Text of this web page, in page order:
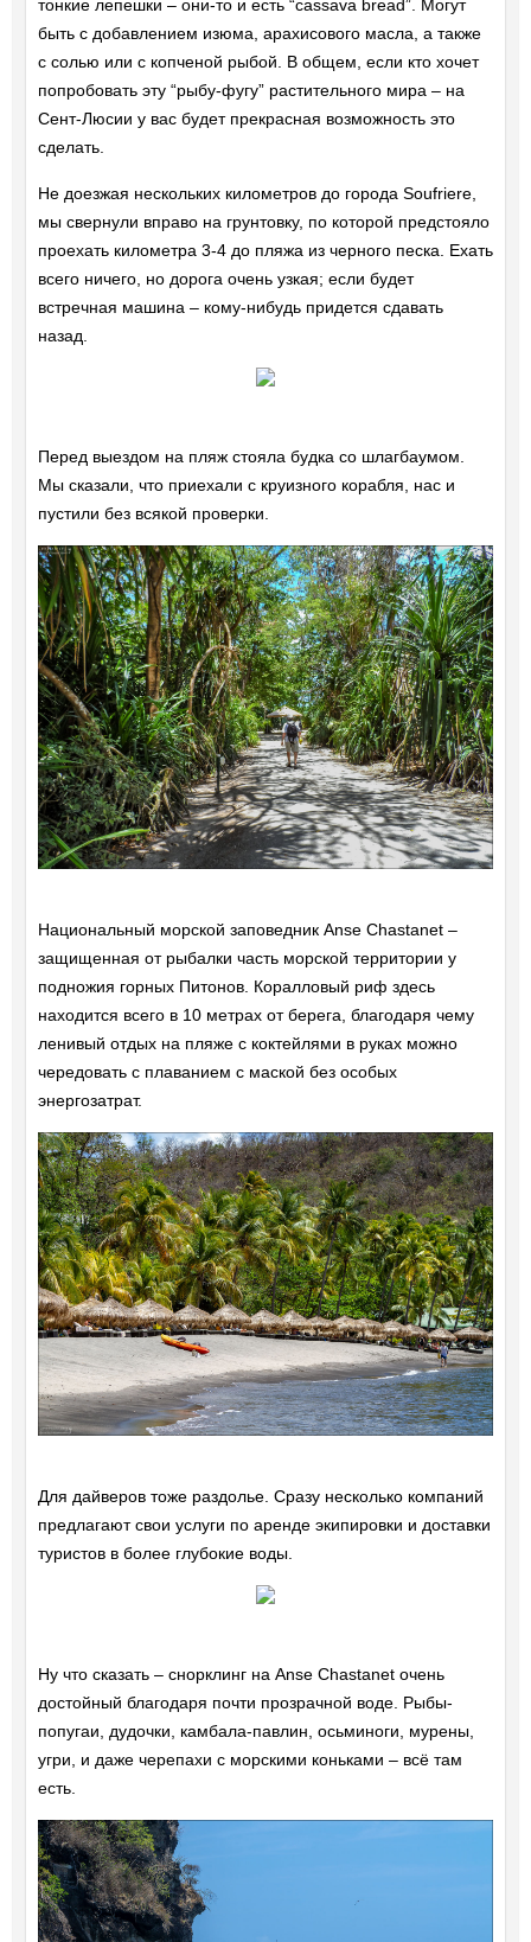
тонкие лепешки – они-то и есть “cassava bread”. Могут
быть с добавлением изюма, арахисового масла, а также
с солью или с копченой рыбой. В общем, если кто хочет
попробовать эту “рыбу-фугу” растительного мира – на
Сент-Люсии у вас будет прекрасная возможность это
сделать.
Не доезжая нескольких километров до города Soufriere,
мы свернули вправо на грунтовку, по которой предстояло
проехать километра 3-4 до пляжа из черного песка. Ехать
всего ничего, но дорога очень узкая; если будет
встречная машина – кому-нибудь придется сдавать
назад.
Перед выездом на пляж стояла будка со шлагбаумом.
Мы сказали, что приехали с круизного корабля, нас и
пустили без всякой проверки.
Национальный морской заповедник Anse Chastanet –
защищенная от рыбалки часть морской территории у
подножия горных Питонов. Коралловый риф здесь
находится всего в 10 метрах от берега, благодаря чему
ленивый отдых на пляже с коктейлями в руках можно
чередовать с плаванием с маской без особых
энергозатрат.
Для дайверов тоже раздолье. Сразу несколько компаний
предлагают свои услуги по аренде экипировки и доставки
туристов в более глубокие воды.
Ну что сказать – снорклинг на Anse Chastanet очень
достойный благодаря почти прозрачной воде. Рыбы-
попугаи, дудочки, камбала-павлин, осьминоги, мурены,
угри, и даже черепахи с морскими коньками – всё там
есть.